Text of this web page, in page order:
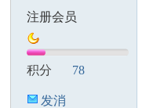
注册会员
积分 78
发消